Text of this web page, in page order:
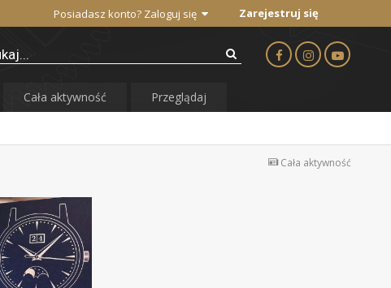
Posiadasz konto? Zaloguj się Zarejestruj się
Cała aktywność Przeglądaj
Cała aktywność